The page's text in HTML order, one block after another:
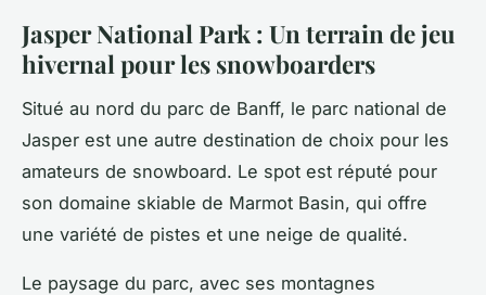
Jasper National Park : Un terrain de jeu
hivernal pour les snowboarders
Situé au nord du parc de Banff, le parc national de
Jasper est une autre destination de choix pour les
amateurs de snowboard. Le spot est réputé pour
son domaine skiable de Marmot Basin, qui offre
une variété de pistes et une neige de qualité.
Le paysage du parc, avec ses montagnes